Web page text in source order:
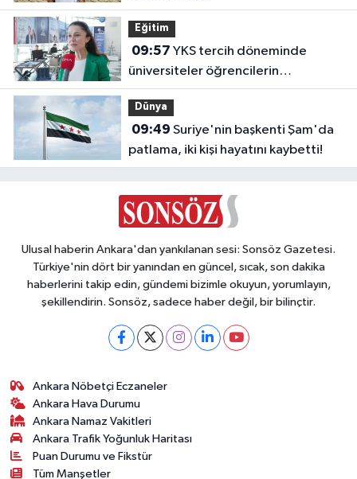
Eğitim
09:57
üniversiteler öğrencilerin
geleceğini şekillendiriyor
Dünya
09:49
patlama, iki kişi hayatını kaybetti!
Ulusal haberin Ankara'dan yankılanan sesi: Sonsöz Gazetesi.
Türkiye'nin dört bir yanından en güncel, sıcak, son dakika
haberlerini takip edin, gündemi bizimle okuyun, yorumlayın,
şekillendirin. Sonsöz, sadece haber değil, bir bilinçtir.
Ankara Nöbetçi Eczaneler
Ankara Hava Durumu
Ankara Namaz Vakitleri
Ankara Trafik Yoğunluk Haritası
Puan Durumu ve Fikstür
Tüm Manşetler